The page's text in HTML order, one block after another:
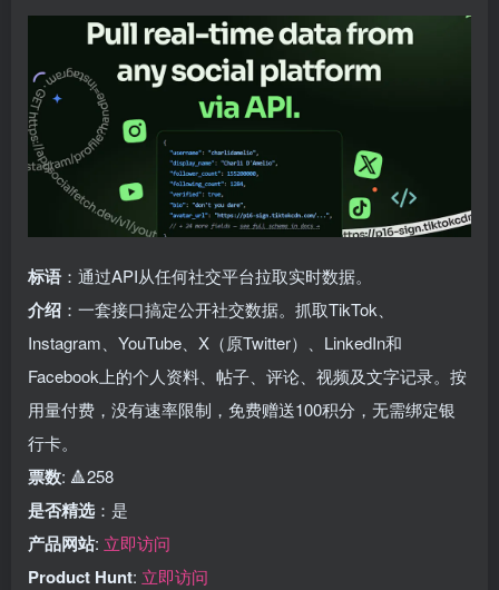
标语 ：通过API从任何社交平台拉取实时数据。
介绍 ：一套接口搞定公开社交数据。抓取TikTok、
Instagram、YouTube、X（原Twitter）、LinkedIn和
Facebook上的个人资料、帖子、评论、视频及文字记录。按
用量付费，没有速率限制，免费赠送100积分，无需绑定银
行卡。
票数: 🔺258
是否精选 ：是
产品网站: 立即访问
Product Hunt: 立即访问